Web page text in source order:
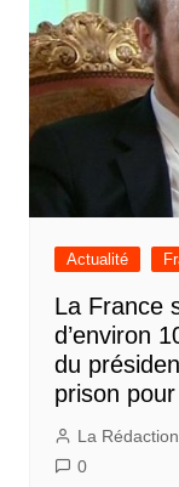
Actualité
La France
d’environ
du
prison
La
0